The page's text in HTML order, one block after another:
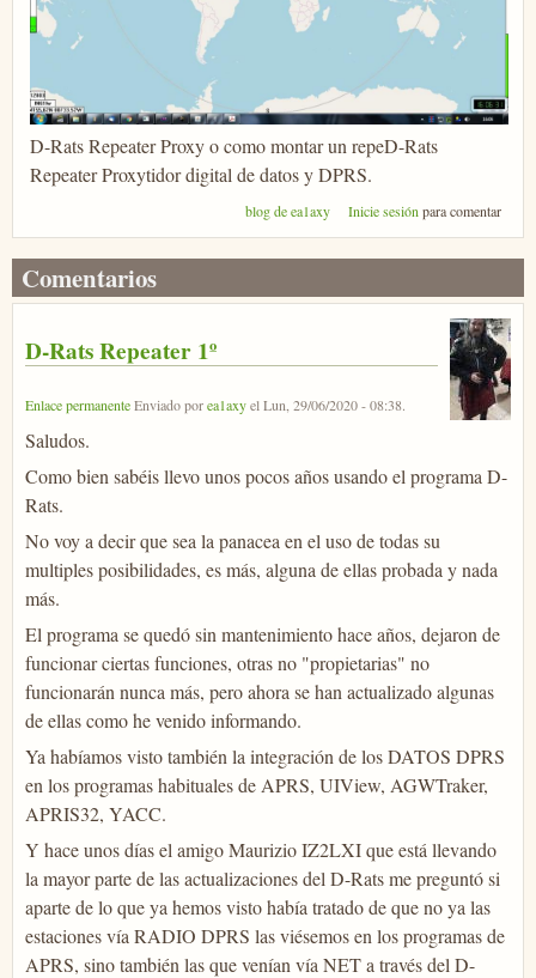
D-Rats Repeater Proxy o como montar un repeD-Rats
Repeater Proxytidor digital de datos y DPRS.
blog de ea1axy Inicie sesión para comentar
Comentarios
D-Rats Repeater 1º
Enlace permanenteEnviado porea1axyelLun, 29/06/2020 - 08:38.
Saludos.
Como bien sabéis llevo unos pocos años usando el programa D-
Rats.
No voy a decir que sea la panacea en el uso de todas su
multiples posibilidades, es más, alguna de ellas probada y nada
más.
El programa se quedó sin mantenimiento hace años, dejaron de
funcionar ciertas funciones, otras no "propietarias" no
funcionarán nunca más, pero ahora se han actualizado algunas
de ellas como he venido informando.
Ya habíamos visto también la integración de los DATOS DPRS
en los programas habituales de APRS, UIView, AGWTraker,
APRIS32, YACC.
Y hace unos días el amigo Maurizio IZ2LXI que está llevando
la mayor parte de las actualizaciones del D-Rats me preguntó si
aparte de lo que ya hemos visto había tratado de que no ya las
estaciones vía RADIO DPRS las viésemos en los programas de
APRS, sino también las que venían vía NET a través del D-